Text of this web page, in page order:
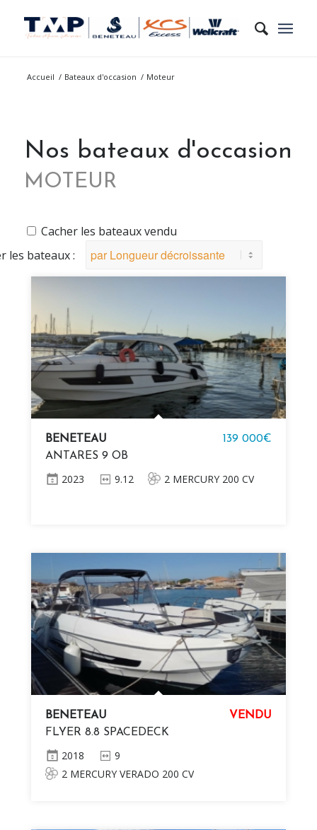
Nos bateaux d'occasion
MOTEUR
Accueil / Bateaux d'occasion / Moteur
Cacher les bateaux vendu
les bateaux :
BENETEAU
ANTARES 9 OB
139 000€
2023 9.12 2 MERCURY 200 CV
BENETEAU
FLYER 8.8 SPACEDECK
VENDU
2018
9
2 MERCURY VERADO 200 CV